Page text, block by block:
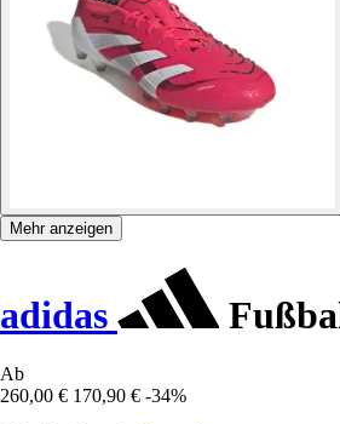
Mehr anzeigen
adidas
Ab
260,00 € 170,90 € -34%